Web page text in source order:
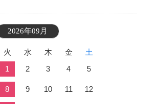
2026年09月
火 水 木 金
土
1
2 3 4 5
8 9 10 11 12